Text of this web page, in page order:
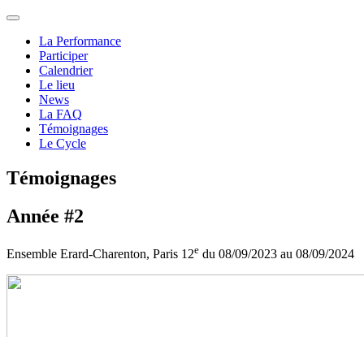
La Performance
Participer
Calendrier
Le lieu
News
La FAQ
Témoignages
Le Cycle
Témoignages
Année #2
Ensemble Erard-Charenton, Paris 12e du 08/09/2023 au 08/09/2024